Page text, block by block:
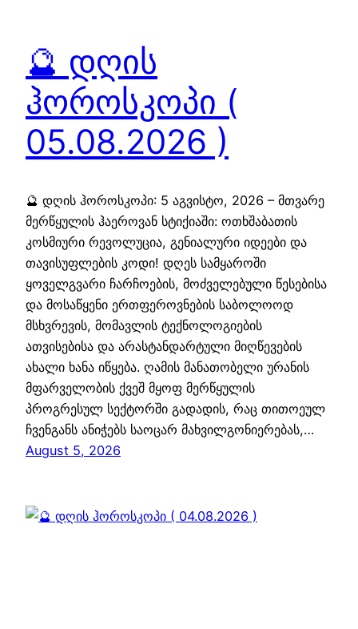
🔮 დღის
ჰოროსკოპი (
05.08.2026 )
🔮 დღის ჰოროსკოპი: 5 აგვისტო, 2026 – მთვარე
მერწყულის ჰაეროვან სტიქიაში: ოთხშაბათის
კოსმიური რევოლუცია, გენიალური იდეები და
თავისუფლების კოდი! დღეს სამყაროში
ყოველგვარი ჩარჩოების, მოძველებული წესებისა
და მოსაწყენი ერთფეროვნების საბოლოოდ
მსხვრევის, მომავლის ტექნოლოგიების
ათვისებისა და არასტანდარტული მიღწევების
ახალი ხანა იწყება. ღამის მანათობელი ურანის
მფარველობის ქვეშ მყოფ მერწყულის
პროგრესულ სექტორში გადადის, რაც თითოეულ
ჩვენგანს ანიჭებს საოცარ მახვილგონიერებას,…
August 5, 2026